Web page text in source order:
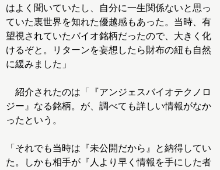
はよく聞いていたし、自分に一生関係ないと思っ
ていた裏世界を知れた優越感もあった。当時、有
望視されていたバイオ銘柄だったので、大きく化
けるぞと。リターンを妄想したら財布の紐も自然
に緩みました」
紹介されたのは「『アンジェスバイオテクノロ
ジー』なる銘柄。が、調べても詳しい情報がなか
ったという。
「それでも当時は『未公開だから』と納得してい
た。しかも相手が『人より早く情報を手にした者